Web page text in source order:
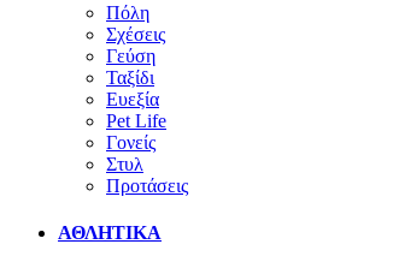
Πόλη
Σχέσεις
Γεύση
Ταξίδι
Ευεξία
Pet Life
Γονείς
Στυλ
Προτάσεις
ΑΘΛΗΤΙΚΑ